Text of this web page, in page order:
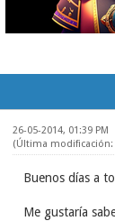
26-05-2014, 01:39 PM
(Última modificación:
Buenos días a
Me gustaría